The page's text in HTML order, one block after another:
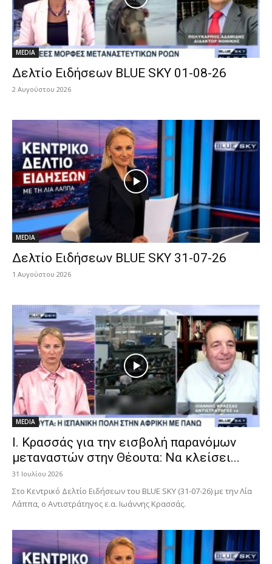
MEDIA
Δελτίο Ειδήσεων BLUE SKY 01-08-26
2 Αυγούστου 2026
MEDIA
Δελτίο Ειδήσεων BLUE SKY 31-07-26
1 Αυγούστου 2026
MEDIA
Ι. Κρασσάς για την εισβολή παρανόμων
μεταναστών στην Θέουτα: Να κλείσει...
31 Ιουλίου 2026
Στο Κεντρικό Δελτίο Ειδήσεων του BLUE SKY (31-07-26) με την Λία
Λάππα, ο Αντιστράτηγος ε.α. Ιωάννης Κρασσάς.